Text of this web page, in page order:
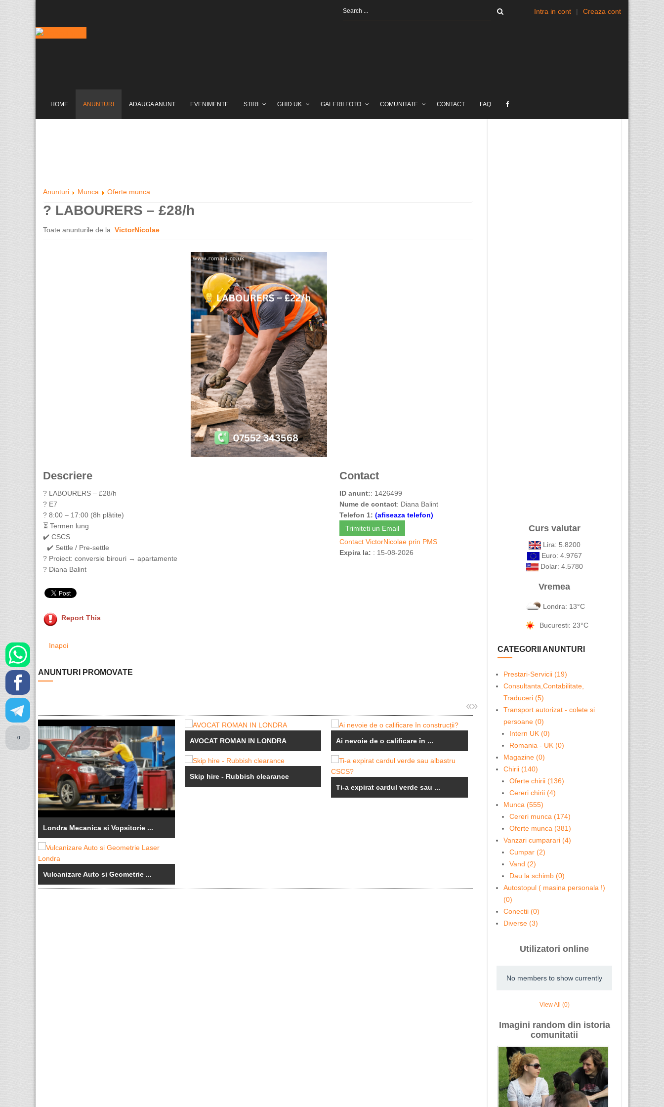
Intra in cont | Creaza cont
HOME ANUNTURI ADAUGA ANUNT EVENIMENTE STIRI GHID UK GALERII FOTO COMUNITATE CONTACT FAQ .
Anunturi Munca Oferte munca
? LABOURERS – £28/h
Toate anunturile de la VictorNicolae
Descriere
? LABOURERS – £28/h
? E7
? 8:00 – 17:00 (8h plătite)
⏳ Termen lung
✔️ CSCS
✔️ Settle / Pre-settle
? Proiect: conversie birouri → apartamente
? Diana Balint
Contact
ID anunt:: 1426499
Nume de contact: Diana Balint
Telefon 1: (afiseaza telefon)
Trimiteti un Email
Contact VictorNicolae prin PMS
Expira la: : 15-08-2026
Report This
0
Inapoi
ANUNTURI PROMOVATE
«»
Londra Mecanica si Vopsitorie ...
Vulcanizare Auto si Geometrie ...
AVOCAT ROMAN IN LONDRA
Skip hire - Rubbish clearance
Ai nevoie de o calificare în ...
Ti-a expirat cardul verde sau ...
Curs valutar
Lira: 5.8200
Euro: 4.9767
Dolar: 4.5780
Vremea
Londra: 13°C
Bucuresti: 23°C
CATEGORII ANUNTURI
Prestari-Servicii (19)
Consultanta,Contabilitate,
Traduceri (5)
Transport autorizat - colete si
persoane (0)
Intern UK (0)
Romania - UK (0)
Magazine (0)
Chirii (140)
Oferte chirii (136)
Cereri chirii (4)
Munca (555)
Cereri munca (174)
Oferte munca (381)
Vanzari cumparari (4)
Cumpar (2)
Vand (2)
Dau la schimb (0)
Autostopul ( masina personala !)
(0)
Conectii (0)
Diverse (3)
Utilizatori online
No members to show currently
View All (0)
Imagini random din istoria
comunitatii